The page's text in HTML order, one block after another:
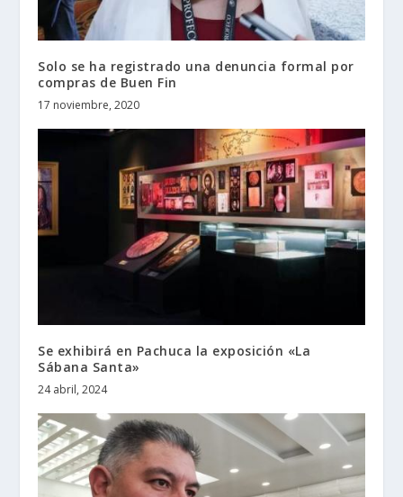
Solo se ha registrado una denuncia formal por
compras de Buen Fin
17 noviembre, 2020
Se exhibirá en Pachuca la exposición «La
Sábana Santa»
24 abril, 2024